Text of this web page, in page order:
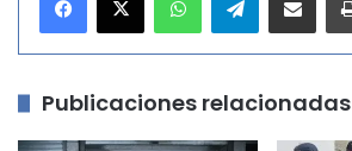
Publicaciones relacionadas